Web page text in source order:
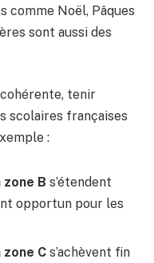
comme Noël, Pâques
sont aussi des
tenir
scolaires françaises
:
B s’étendent
opportun pour les
C s’achèvent fin